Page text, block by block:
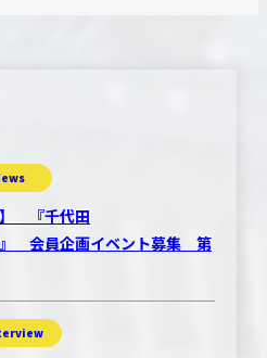
】 『千代田
』 会員企画イベント募集 第